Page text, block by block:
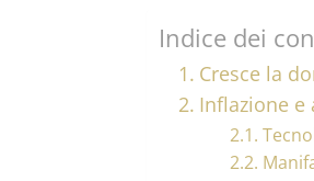
Indice dei
Cresce la
Inflazione e